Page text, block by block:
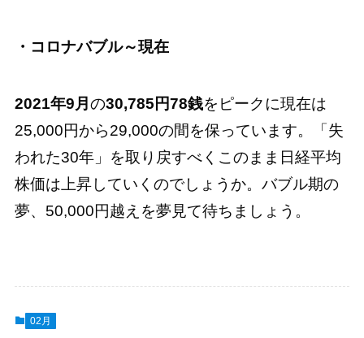
・コロナバブル～現在
2021年9月 の30,785円78銭をピークに現在は
25,000円から29,000の間を保っています。「失
われた30年」を取り戻すべくこのまま日経平均
株価は上昇していくのでしょうか。バブル期の
夢、50,000円越えを夢見て待ちましょう。
02月